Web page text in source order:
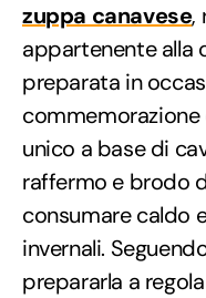
zuppa canavese,
appartenente alla
preparata in
unico a base di
raffermo e brodo
consumare caldo
invernali.
prepararla a